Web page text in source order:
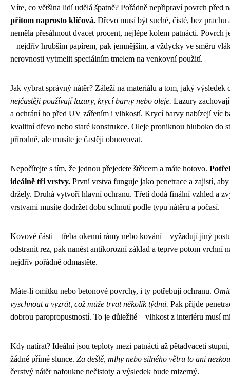
Víte, co většina lidí udělá špatně? Pořádně nepřipraví povrch před
přitom naprosto klíčová. Dřevo musí být suché, čisté, bez
neměla přesáhnout dvacet procent, nejlépe kolem patnácti. Povrch
– nejdřív hrubším papírem, pak jemnějším, a vždycky ve směru
nerovnosti vytmelit speciálním tmelem na venkovní použití.
Jak vybrat správný nátěr? Záleží na materiálu a tom, jaký výsledek
nejčastěji používají lazury, krycí barvy nebo oleje. Lazury
a ochrání ho před UV zářením i vlhkostí. Krycí barvy nabízejí víc
kvalitní dřevo nebo staré konstrukce. Oleje proniknou hluboko do
přírodně, ale musíte je častěji obnovovat.
Nepočítejte s tím, že jednou přejedete štětcem a máte hotovo.
ideálně tři vrstvy. První vrstva funguje jako penetrace a zajistí,
držely. Druhá vytvoří hlavní ochranu. Třetí dodá finální vzhled a
vrstvami musíte dodržet dobu schnutí podle typu nátěru a počasí.
Kovové části – třeba okenní rámy nebo kování – vyžadují jiný
odstranit rez, pak nanést antikorozní základ a teprve potom vrchní
nejdřív pořádně odmastěte.
Máte-li omítku nebo betonové povrchy, i ty potřebují ochranu.
vyschnout a vyzrát, což může trvat několik týdnů. Pak přijde
dobrou paropropustností. To je důležité – vlhkost z interiéru musí
Kdy natírat? Ideální jsou teploty mezi patnácti až pětadvaceti
žádné přímé slunce. Za deště, mlhy nebo silného větru to ani
čerstvý nátěr nafoukne nečistoty a výsledek bude mizerný.